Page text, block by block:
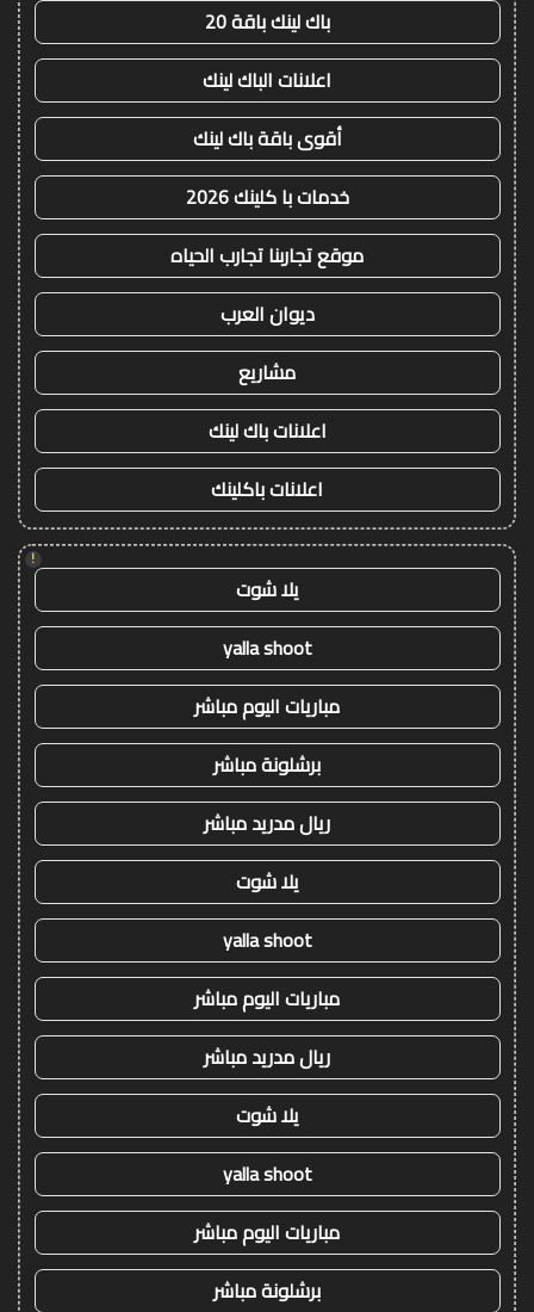
باك لينك باقة 20
اعلانات الباك لينك
أقوى باقة باك لينك
خدمات با كلينك 2026
موقع تجاربنا تجارب الحياه
ديوان العرب
مشاريع
اعلانات باك لينك
اعلانات باكلينك
!
يلا شوت
yalla shoot
مباريات اليوم مباشر
برشلونة مباشر
ريال مدريد مباشر
يلا شوت
yalla shoot
مباريات اليوم مباشر
ريال مدريد مباشر
يلا شوت
yalla shoot
مباريات اليوم مباشر
برشلونة مباشر